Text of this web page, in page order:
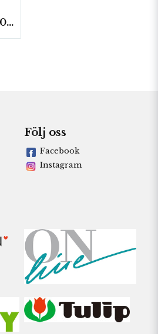
Glamour Lurex-10 nystan á 50g./fp.
Följ oss
Facebook
Instagram